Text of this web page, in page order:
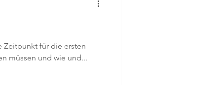
Zeitpunkt für die ersten
müssen und wie und...